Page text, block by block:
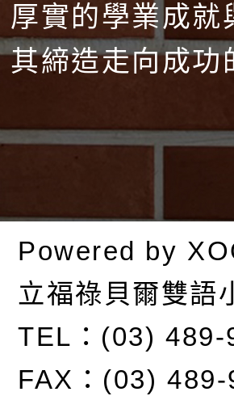
厚實的學業成
其締造走向成功
Powered by
立福祿貝爾雙語
TEL：(03) 489-
FAX：(03) 489-